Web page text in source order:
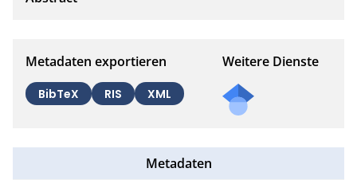
Metadaten exportieren
BibTeX RIS XML
Weitere Dienste
Metadaten